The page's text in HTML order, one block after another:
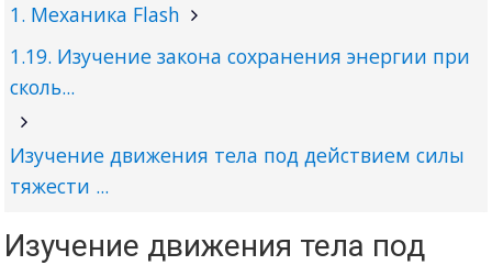
1. Механика Flash
1.19. Изучение закона сохранения энергии при
сколь...
Изучение движения тела под действием силы
тяжести ...
Изучение движения тела под